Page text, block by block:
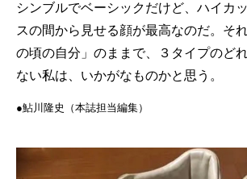
シンブルでベーシックだけど、ハイカ
スの間から見せる顔が最高なのだ。そ
の頃の自分」のままで、３タイプのど
ない私は、いかがなものかと思う。
●鮎川隆史（本誌担当編集）